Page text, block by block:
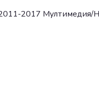
2017 Мултимедия/